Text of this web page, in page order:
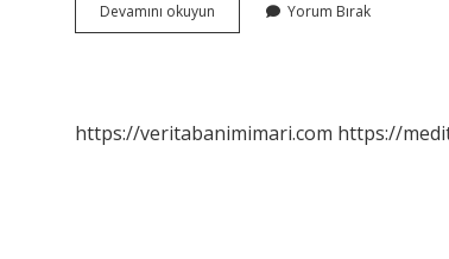
Devamını okuyun
Metalleri
Yorum Bırak
https://veritabanimimari.com https://